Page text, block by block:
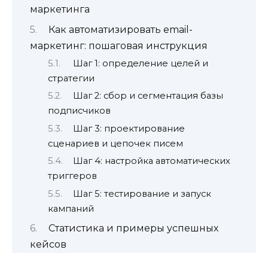
маркетинга
Как автоматизировать email-
маркетинг: пошаговая инструкция
Шаг 1: определение целей и
стратегии
Шаг 2: сбор и сегментация базы
подписчиков
Шаг 3: проектирование
сценариев и цепочек писем
Шаг 4: настройка автоматических
триггеров
Шаг 5: тестирование и запуск
кампаний
Статистика и примеры успешных
кейсов